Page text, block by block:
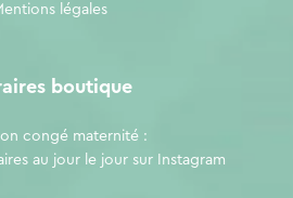
légales
boutique
congé maternité :
au jour le jour sur
Instagram